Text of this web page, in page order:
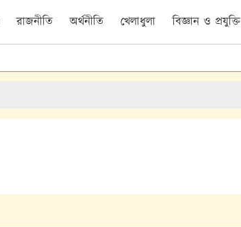
রাজনীতি অর্থনীতি খেলাধুলা বিজ্ঞান ও প্রযুক্তি